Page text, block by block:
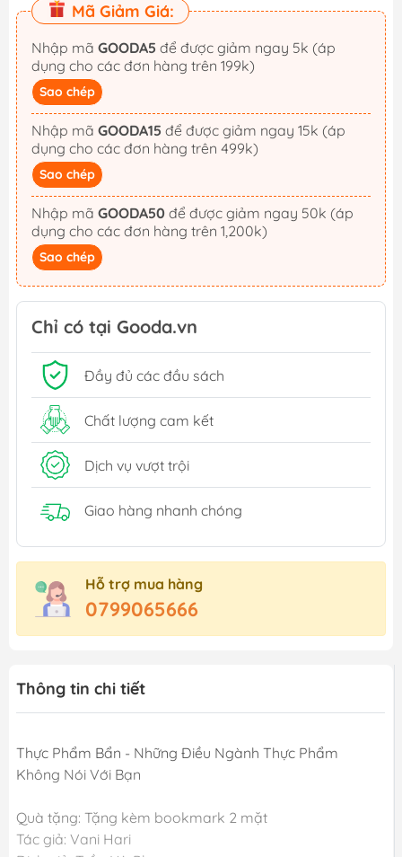
Mã Giảm Giá:
Nhập mã GOODA5
dụng cho các đơn hàng trên 199k)
Sao chép
Nhập mã GOODA15
dụng cho các đơn hàng trên 499k)
Sao chép
Nhập mã GOODA50
dụng cho các đơn hàng trên 1,200k)
Sao chép
Chỉ có tại Gooda.vn
Đầy đủ các đầu sách
Chất lượng cam kết
Dịch vụ vượt trội
Giao hàng nhanh chóng
Hỗ trợ mua hàng
0799065666
Thông tin chi tiết
Thực Phẩm Bẩn - Những Điều Ngành Thực Phẩm
Không Nói Với Bạn
Quà tặng: Tặng kèm bookmark 2 mặt
Tác giả: Vani Hari